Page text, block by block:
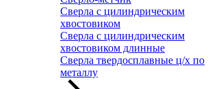
Сверла с цилиндрическим
хвостовиком
Сверла с цилиндрическим
хвостовиком длинные
Сверла твердосплавные ц/х по
металлу